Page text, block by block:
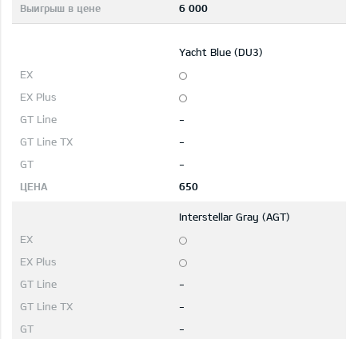
6 000
Yacht Blue (DU3)
-
-
-
650
Interstellar Gray (AGT)
-
-
-